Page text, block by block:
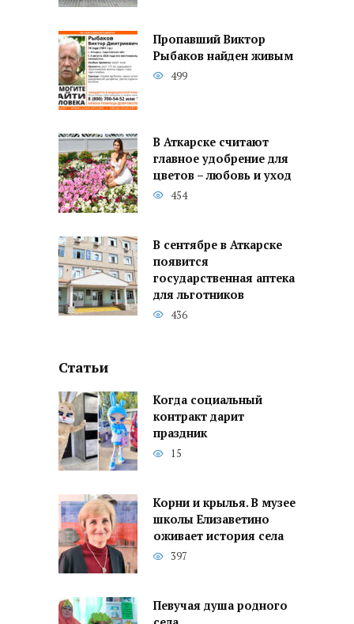
Пропавший Виктор
Рыбаков найден живым
499
В Аткарске считают
главное удобрение для
цветов – любовь и уход
454
В сентябре в Аткарске
появится
государственная аптека
для льготников
436
Статьи
Когда социальный
контракт дарит
праздник
15
Корни и крылья. В музее
школы Елизаветино
оживает история села
397
Певучая душа родного